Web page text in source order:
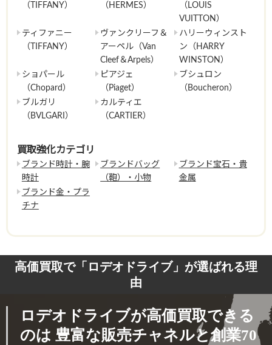
（TIFFANY）
（HERMES）
（LOUIS
VUITTON）
ティファニー
（TIFFANY）
ヴァンクリーフ＆
アーペル（Van
Cleef＆Arpels）
ハリーウィンスト
ン（HARRY
WINSTON）
ショパール
（Chopard）
ピアジェ
（Piaget）
ブシュロン
（Boucheron）
ブルガリ
（BVLGARI）
カルティエ
（CARTIER）
買取強化カテゴリ
ブランド時計・腕
時計
ブランドバッグ
（鞄）・小物
ブランド宝石・貴
金属
ブランド金・プラ
チナ
高価買取で「ロデオドライブ」が選ばれる理
由
ロデオドライブが高価買取できる
のは 豊富な販売チャネルと創業70